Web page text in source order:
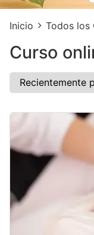
Inicio Todos los
Curso